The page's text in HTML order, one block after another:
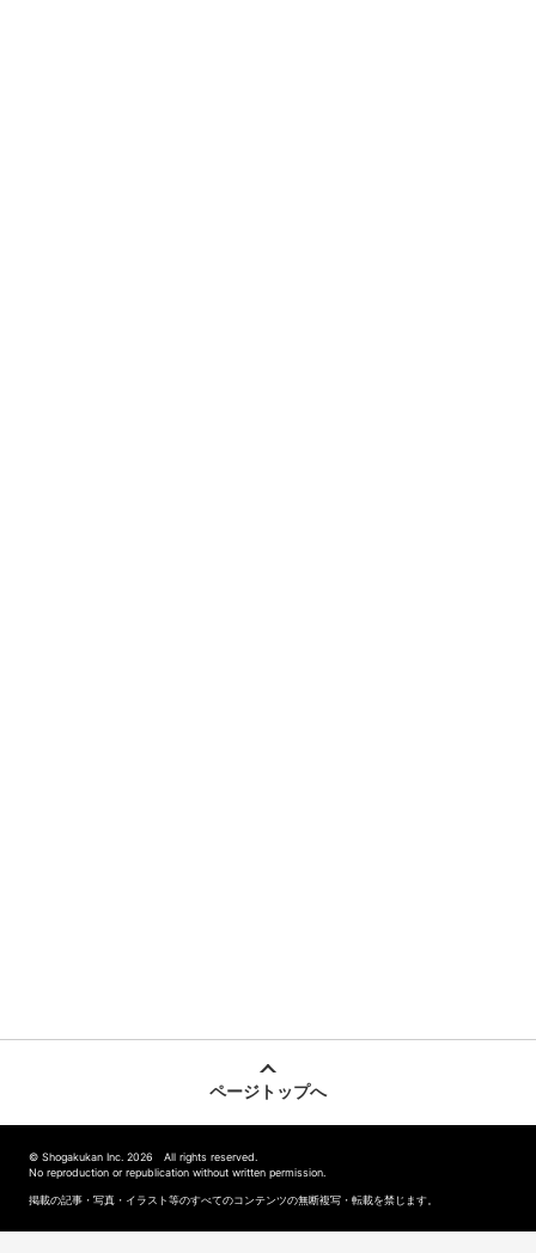
ページトップへ
© Shogakukan Inc. 2026 All rights reserved.
No reproduction or republication without written permission.
掲載の記事・写真・イラスト等のすべてのコンテンツの無断複写・転載を禁じます。